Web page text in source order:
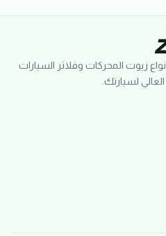
زيوت المحركات وفلاتر السيارات
لسيارتك.